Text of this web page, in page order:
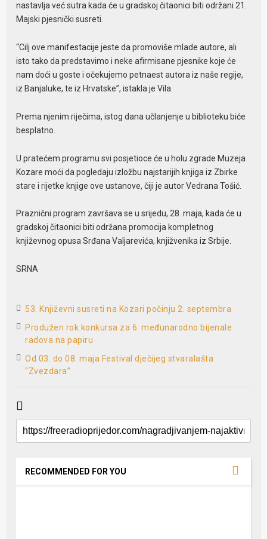
nastavlja već sutra kada će u gradskoj čitaonici biti održani 21.
Majski pjesnički susreti.
“Cilj ove manifestacije jeste da promoviše mlade autore, ali
isto tako da predstavimo i neke afirmisane pjesnike koje će
nam doći u goste i očekujemo petnaest autora iz naše regije,
iz Banjaluke, te iz Hrvatske”, istakla je Vila.
Prema njenim riječima, istog dana učlanjenje u biblioteku biće
besplatno.
U pratećem programu svi posjetioce će u holu zgrade Muzeja
Kozare moći da pogledaju izložbu najstarijih knjiga iz Zbirke
stare i rijetke knjige ove ustanove, čiji je autor Vedrana Tošić.
Praznični program završava se u srijedu, 28. maja, kada će u
gradskoj čitaonici biti održana promocija kompletnog
književnog opusa Srđana Valjarevića, knjižvenika iz Srbije.
SRNA
53. Književni susreti na Kozari počinju 2. septembra
Produžen rok konkursa za 6. međunarodno bijenale
radova na papiru
Od 03. do 08. maja Festival dječijeg stvaralašta
“Zvezdara”
RECOMMENDED FOR YOU